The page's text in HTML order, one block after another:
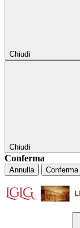
Chiudi
Chiudi
Conferma
Annulla Conferma